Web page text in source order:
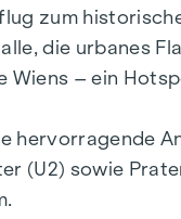
kWh/m2a F
= 36,6 kWh/m2a F
= 82,6
dem
zum
die urbanes
– ein
hervorragende
(U2) sowie